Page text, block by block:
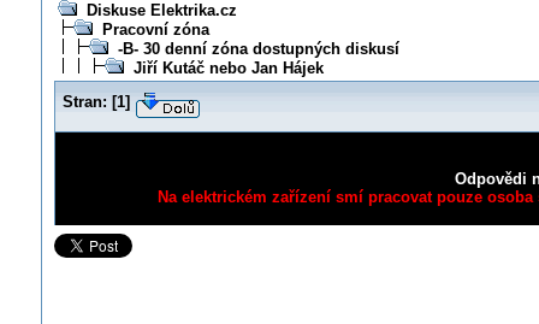
Diskuse Elektrika.cz
Pracovní zóna
-B- 30 denní zóna dostupných diskusí
Jiří Kutáč nebo Jan Hájek
Stran: [1]
Odpovědi
Na elektrickém zařízení smí pracovat pouze